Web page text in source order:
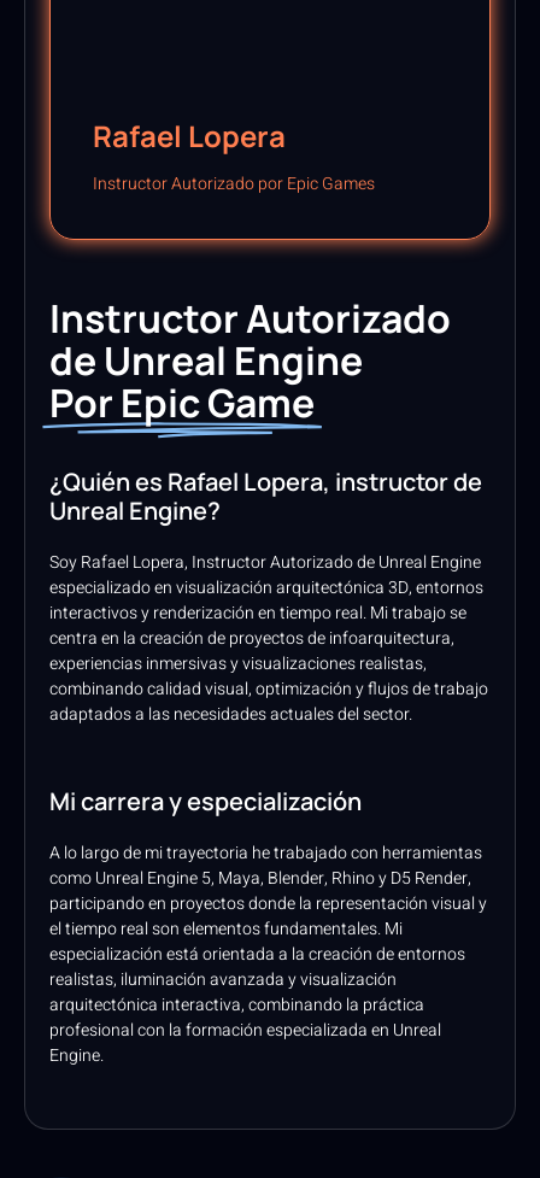
Rafael Lopera
Instructor Autorizado por Epic Games
Instructor Autorizado
de Unreal Engine
Por Epic Game
¿Quién es Rafael Lopera, instructor de
Unreal Engine?
Soy Rafael Lopera, Instructor Autorizado de Unreal Engine
especializado en visualización arquitectónica 3D, entornos
interactivos y renderización en tiempo real. Mi trabajo se
centra en la creación de proyectos de infoarquitectura,
experiencias inmersivas y visualizaciones realistas,
combinando calidad visual, optimización y flujos de trabajo
adaptados a las necesidades actuales del sector.
Mi carrera y especialización
A lo largo de mi trayectoria he trabajado con herramientas
como Unreal Engine 5, Maya, Blender, Rhino y D5 Render,
participando en proyectos donde la representación visual y
el tiempo real son elementos fundamentales. Mi
especialización está orientada a la creación de entornos
realistas, iluminación avanzada y visualización
arquitectónica interactiva, combinando la práctica
profesional con la formación especializada en Unreal
Engine.